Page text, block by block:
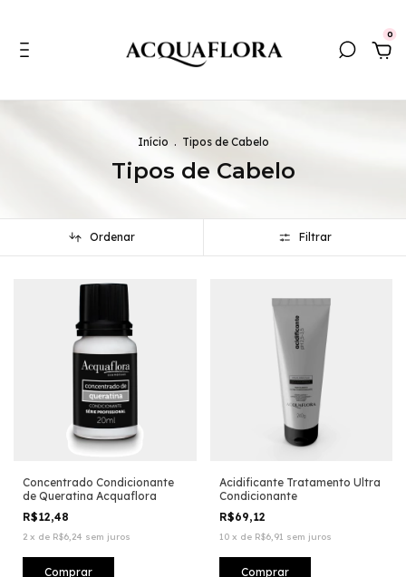
0
Início . Tipos de Cabelo
Tipos de Cabelo
Ordenar Filtrar
Concentrado Condicionante
de Queratina Acquaflora
R$12,48
2 x de R$6,24 sem juros
Acidificante Tratamento Ultra
Condicionante
R$69,12
10 x de R$6,91 sem juros